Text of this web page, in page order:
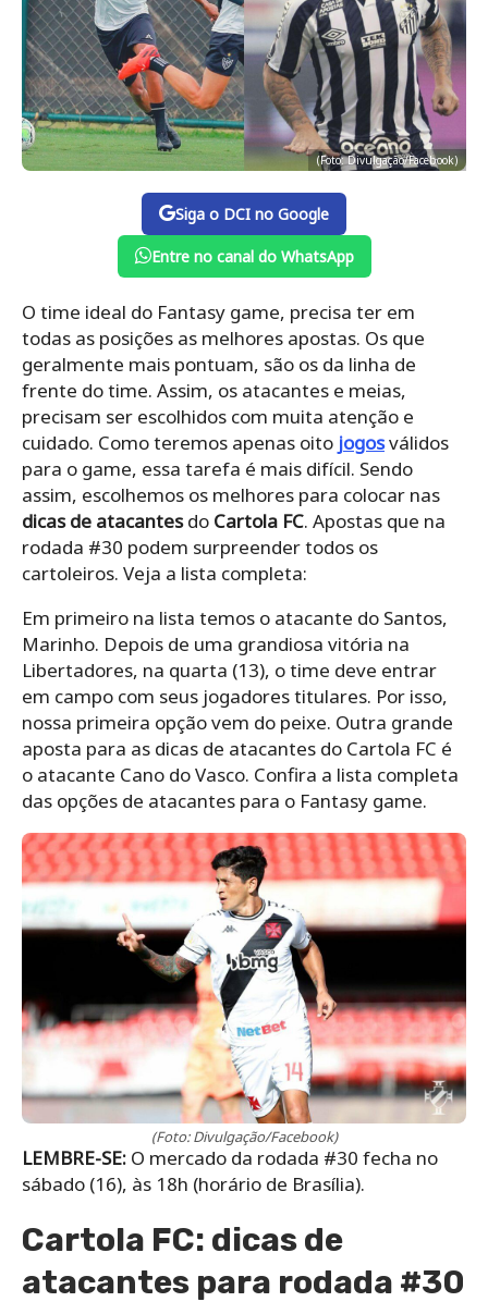
(Foto: Divulgação/Facebook)
Siga o DCI no Google
Entre no canal do WhatsApp
O time ideal do Fantasy game, precisa ter em
todas as posições as melhores apostas. Os que
geralmente mais pontuam, são os da linha de
frente do time. Assim, os atacantes e meias,
precisam ser escolhidos com muita atenção e
cuidado. Como teremos apenas oito jogosválidos
para o game, essa tarefa é mais difícil. Sendo
assim, escolhemos os melhores para colocar nas
dicas de atacantesdo Cartola FC. Apostas que na
rodada #30 podem surpreender todos os
cartoleiros. Veja a lista completa:
Em primeiro na lista temos o atacante do Santos,
Marinho. Depois de uma grandiosa vitória na
Libertadores, na quarta (13), o time deve entrar
em campo com seus jogadores titulares. Por isso,
nossa primeira opção vem do peixe. Outra grande
aposta para as dicas de atacantes do Cartola FC é
o atacante Cano do Vasco. Confira a lista completa
das opções de atacantes para o Fantasy game.
(Foto: Divulgação/Facebook)
LEMBRE-SE: O mercado da rodada #30 fecha no
sábado (16), às 18h (horário de Brasília).
Cartola FC: dicas de
atacantes para rodada #30